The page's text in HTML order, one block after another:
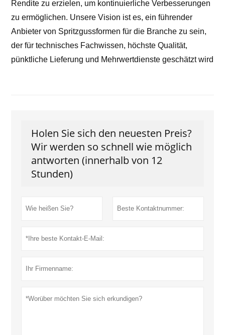
Rendite zu erzielen, um kontinuierliche Verbesserungen
zu ermöglichen. Unsere Vision ist es, ein führender
Anbieter von Spritzgussformen für die Branche zu sein,
der für technisches Fachwissen, höchste Qualität,
pünktliche Lieferung und Mehrwertdienste geschätzt wird
Holen Sie sich den neuesten Preis?
Wir werden so schnell wie möglich
antworten (innerhalb von 12
Stunden)